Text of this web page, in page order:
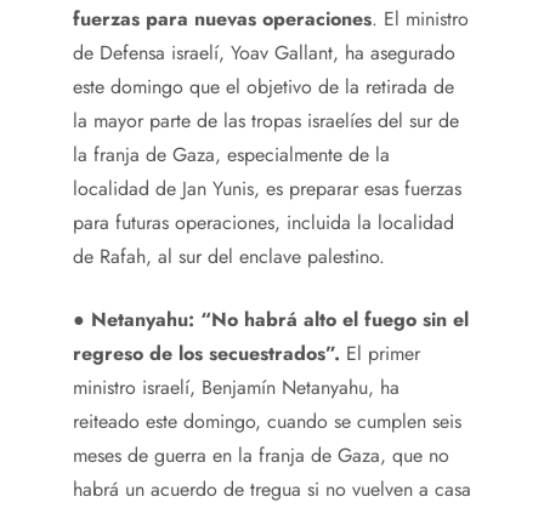
fuerzas para nuevas operaciones. El ministro
de Defensa israelí, Yoav Gallant, ha asegurado
este domingo que el objetivo de la retirada de
la mayor parte de las tropas israelíes del sur de
la franja de Gaza, especialmente de la
localidad de Jan Yunis, es preparar esas fuerzas
para futuras operaciones, incluida la localidad
de Rafah, al sur del enclave palestino.
● Netanyahu: “No habrá alto el fuego sin el
regreso de los secuestrados”. El primer
ministro israelí, Benjamín Netanyahu, ha
reiteado este domingo, cuando se cumplen seis
meses de guerra en la franja de Gaza, que no
habrá un acuerdo de tregua si no vuelven a casa